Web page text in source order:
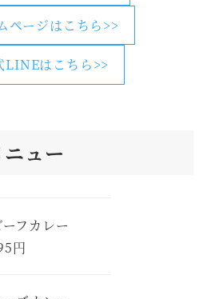
ページはこちら>>
LINEはこちら>>
ュー
ーフカレー
円